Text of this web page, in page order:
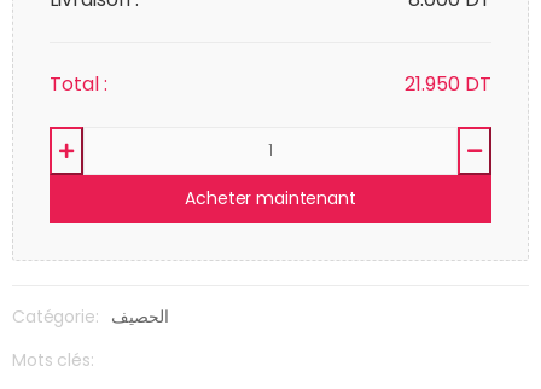
Total : 21.950 DT
Acheter maintenant
Catégorie: الحصيف
Mots clés: